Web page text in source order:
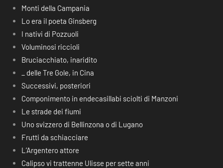
Monti della Campania
Lo era il poeta Ginsberg
I nativi di Pozzuoli
Voluminosi riccioli
Bruciacchiato, inaridito
_ delle Tre Gole, in Cina
Successivi, posteriori
Componimento in endecasillabi sciolti di Manzoni
Le strade dei fiumi
Uno svizzero di Bellinzona o di Lugano
Frutti da schiacciare
L’Argentero attore
Calipso vi trattenne Ulisse per sette anni